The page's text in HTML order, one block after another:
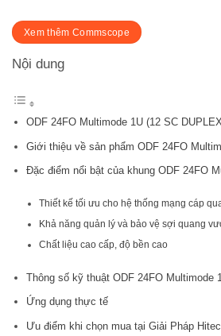
Xem thêm Commscope
Nội dung
ODF 24FO Multimode 1U (12 SC
Giới thiệu về sản phẩm ODF 24FO
Đặc điểm nổi bật của khung ODF 24FO
Thiết kế tối ưu cho hệ thống mạng cáp
Khả năng quản lý và bảo vệ sợi quang
Chất liệu cao cấp, độ bền cao
Thông số kỹ thuật ODF 24FO Multimode
Ứng dụng thực tế
Ưu điểm khi chọn mua tại Giải Pháp